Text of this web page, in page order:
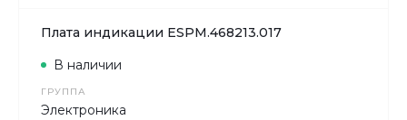
Плата индикации ESPM.468213.017
ГРУППА
Электроника
В наличии